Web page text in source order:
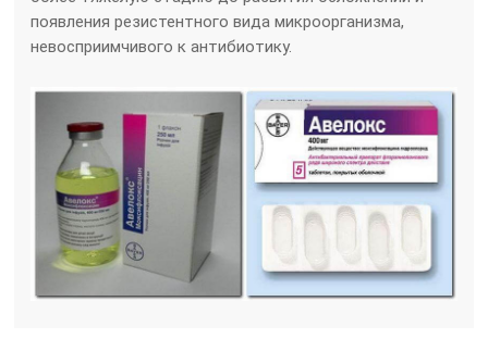
появления резистентного вида микроорганизма,
невосприимчивого к антибиотику.